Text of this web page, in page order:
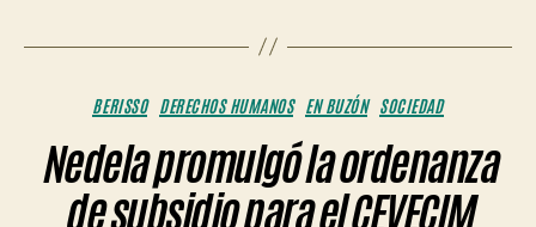
Categorías
BERISSO DERECHOS HUMANOS EN BUZÓN SOCIEDAD
Nedela promulgó la ordenanza
de subsidio para el CEVECIM